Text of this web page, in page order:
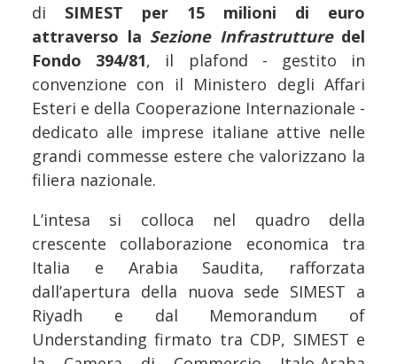
di SIMEST per 15 milioni di euro
attraverso la Sezione Infrastrutture del
Fondo 394/81, il plafond - gestito in
convenzione con il Ministero degli Affari
Esteri e della Cooperazione Internazionale -
dedicato alle imprese italiane attive nelle
grandi commesse estere che valorizzano la
filiera nazionale.
L’intesa si colloca nel quadro della
crescente collaborazione economica tra
Italia e Arabia Saudita, rafforzata
dall’apertura della nuova sede SIMEST a
Riyadh e dal Memorandum of
Understanding firmato tra CDP, SIMEST e